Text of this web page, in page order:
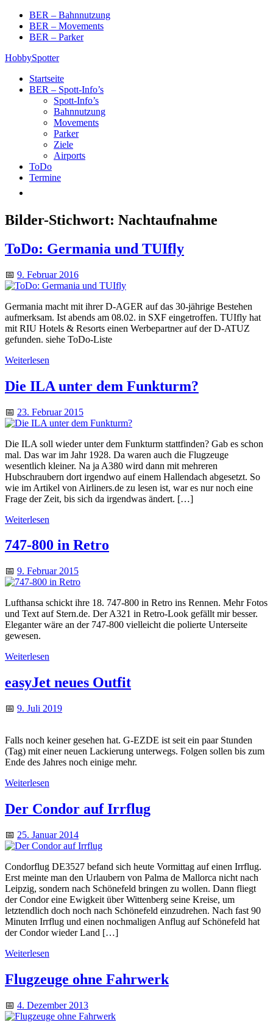
Skip
content
BER – Bahnnutzung
BER – Movements
BER – Parker
HobbySpotter
Startseite
BER – Spott-Info’s
Spott-Info’s
Bahnnutzung
Movements
Parker
Ziele
Airports
ToDo
Termine
Bilder-Stichwort: Nachtaufnahme
ToDo: Germania und TUIfly
📅 9. Februar 2016
Germania macht mit ihrer D-AGER auf das 30-jährige Bestehen
aufmerksam. Ist abends am 08.02. in SXF eingetroffen. TUIfly hat
mit RIU Hotels & Resorts einen Werbepartner auf der D-ATUZ
gefunden. siehe ToDo-Liste
Weiterlesen
Die ILA unter dem Funkturm?
📅 23. Februar 2015
Die ILA soll wieder unter dem Funkturm stattfinden? Gab es schon
mal. Das war im Jahr 1928. Da waren auch die Flugzeuge
wesentlich kleiner. Na ja A380 wird dann mit mehreren
Hubschraubern dort irgendwo auf einem Hallendach abgesetzt. So
wie im Artikel von Airliners.de zu lesen ist, war es nur noch eine
Frage der Zeit, bis sich da irgendwas ändert. […]
Weiterlesen
747-800 in Retro
📅 9. Februar 2015
Lufthansa schickt ihre 18. 747-800 in Retro ins Rennen. Mehr Fotos
und Text auf Stern.de. Der A321 in Retro-Look gefällt mir besser.
Eleganter wäre an der 747-800 vielleicht die polierte Unterseite
gewesen.
Weiterlesen
easyJet neues Outfit
📅 9. Juli 2019
Falls noch keiner gesehen hat. G-EZDE ist seit ein paar Stunden
(Tag) mit einer neuen Lackierung unterwegs. Folgen sollen bis zum
Ende des Jahres noch einige mehr.
Weiterlesen
Der Condor auf Irrflug
📅 25. Januar 2014
Condorflug DE3527 befand sich heute Vormittag auf einen Irrflug.
Erst meinte man den Urlaubern von Palma de Mallorca nicht nach
Leipzig, sondern nach Schönefeld bringen zu wollen. Dann fliegt
der Condor eine Ewigkeit über Wittenberg seine Kreise, um
letztendlich doch noch nach Schönefeld einzudrehen. Nach fast 90
Minuten Irrflug und einen nochmaligen Anflug auf Schönefeld hat
der Condor wieder Land […]
Weiterlesen
Flugzeuge ohne Fahrwerk
📅 4. Dezember 2013